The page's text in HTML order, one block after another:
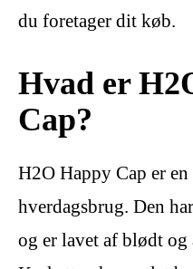
du foretager dit køb.
Hvad er
Cap?
H2O Happy Cap er
hverdagsbrug. Den
og er lavet af blødt og